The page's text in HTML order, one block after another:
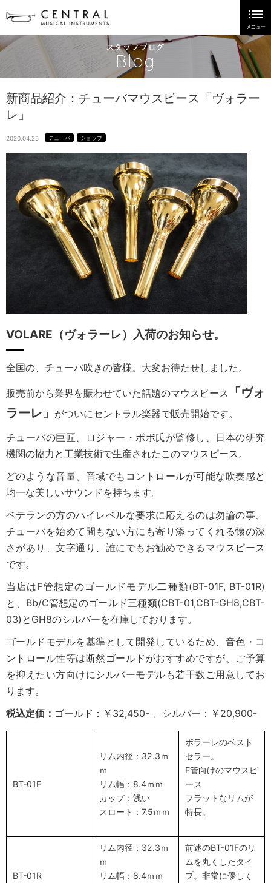
スタッフブログ
Blog
新商品紹介：チューバマウスピース「ヴォラー
レ」
2020.04.25 テューバ ショップ
VOLARE（ヴォラーレ）入荷のお知らせ。
全国の、チューバ吹きの皆様。大変お待たせしました。
販売前から業界を賑わせていた話題のマウスピース
「ヴォ
ラーレ」 がついにセントラル楽器で販売開始です。
チューバの巨匠、ロジャー・ボボ氏が監修し、日本の研究
機関の協力と工業技術で生産されたこのマウスピース。
どのような音量、音域でもコントロールが可能な吹奏感と
均一な美しいサウンドを持ちます。
ベテランの方のハイレベルな要求に応えるのは勿論の事、
チューバを始めて間もない方にも寄り添ってくれる懐の深
さがあり、文字通り、誰にでもお勧めできるマウスピース
です。
当店はF管想定のゴールドモデル二種類(BT-01F, BT-01R)
と、Bb/C管想定のゴールド三種類(CBT-01,CBT-GH8,CBT-
03)とGH8のシルバーを在庫しております。
ゴールドモデルを基準として開発しているため、音色・コ
ントロール性等は断然ゴールドがおすすめですが、ご予算
を抑えたい方向けにシルバーモデルも若干数ご用意してお
ります。
税込定価： ゴールド：￥32,450- 、シルバー：￥20,900-
BT-01F
リム内径：32.3ｍ
ｍ
リム幅：8.4ｍｍ
カップ：浅い
スロート：7.5ｍｍ
ボラーレのベスト
セラー。
F管向けのマウスピ
ース
フラットなリムが
特長。
BT-01R
リム内径：32.3ｍ
ｍ
リム幅：8.4ｍｍ
前述のBT-01Fのリ
ムを丸くしたタイ
プ。非常に優しく